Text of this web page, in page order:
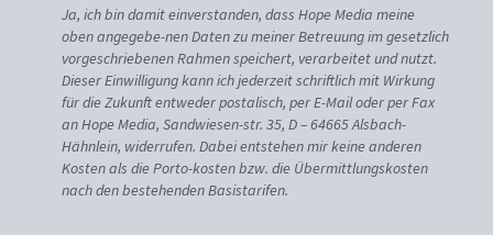
Ja, ich bin damit einverstanden, dass Hope Media meine
oben angegebe-nen Daten zu meiner Betreuung im gesetzlich
vorgeschriebenen Rahmen speichert, verarbeitet und nutzt.
Dieser Einwilligung kann ich jederzeit schriftlich mit Wirkung
für die Zukunft entweder postalisch, per E-Mail oder per Fax
an Hope Media, Sandwiesen-str. 35, D – 64665 Alsbach-
Hähnlein, widerrufen. Dabei entstehen mir keine anderen
Kosten als die Porto-kosten bzw. die Übermittlungskosten
nach den bestehenden Basistarifen.